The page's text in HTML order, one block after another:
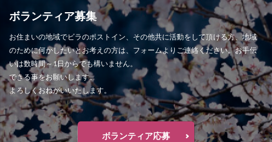
ボランティア募集
お住まいの地域でビラのポストイン、その他共に活動をして頂ける方、地域
のために何かしたいとお考えの方は、フォームよりご連絡ください。お手伝
いは数時間～1日からでも構いません。
できる事をお願いします。
よろしくおねがいいたします。
ボランティア応募